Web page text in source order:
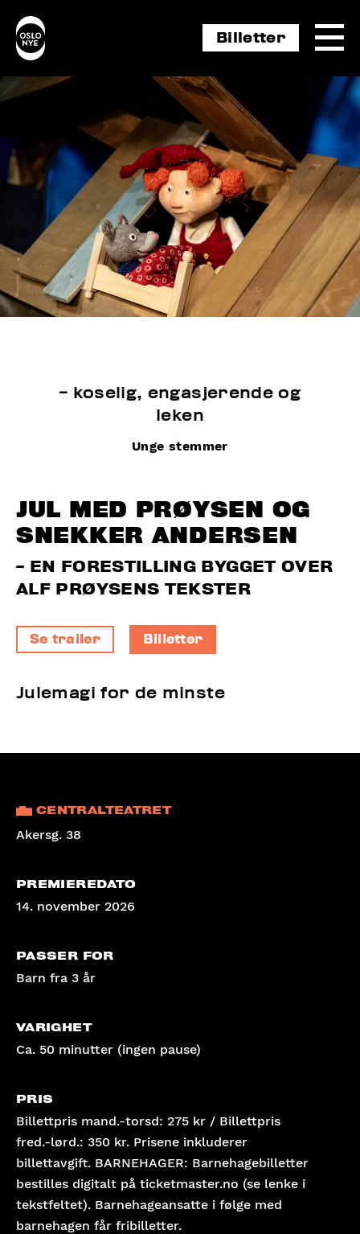
Billetter
- koselig, engasjerende og
leken
Unge stemmer
CENTRALTEATRET
Akersg. 38
PREMIEREDATO
14. november 2026
PASSER FOR
Barn fra 3 år
VARIGHET
Ca. 50 minutter (ingen pause)
PRIS
Billettpris mand.-torsd: 275 kr / Billettpris
fred.-lørd.: 350 kr. Prisene inkluderer
billettavgift. BARNEHAGER: Barnehagebilletter
bestilles digitalt på ticketmaster.no (se lenke i
tekstfeltet). Barnehage­ansatte i følge med
barnehagen får fribilletter.
JUL MED PRØYSEN OG
SNEKKER ANDERSEN
- EN FORESTILLING BYGGET OVER
ALF PRØYSENS TEKSTER
Se trailer Billetter
Julemagi for de minste